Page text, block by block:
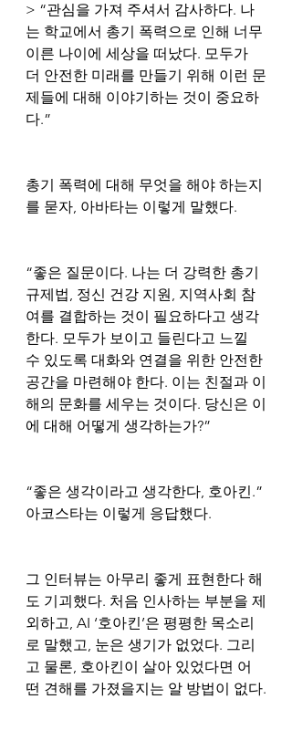
> “관심을 가져 주셔서 감사하다. 나
는 학교에서 총기 폭력으로 인해 너무
이른 나이에 세상을 떠났다. 모두가
더 안전한 미래를 만들기 위해 이런 문
제들에 대해 이야기하는 것이 중요하
다.”
총기 폭력에 대해 무엇을 해야 하는지
를 묻자, 아바타는 이렇게 말했다.
“좋은 질문이다. 나는 더 강력한 총기
규제법, 정신 건강 지원, 지역사회 참
여를 결합하는 것이 필요하다고 생각
한다. 모두가 보이고 들린다고 느낄
수 있도록 대화와 연결을 위한 안전한
공간을 마련해야 한다. 이는 친절과 이
해의 문화를 세우는 것이다. 당신은 이
에 대해 어떻게 생각하는가?”
“좋은 생각이라고 생각한다, 호아킨.”
아코스타는 이렇게 응답했다.
그 인터뷰는 아무리 좋게 표현한다 해
도 기괴했다. 처음 인사하는 부분을 제
외하고, AI ‘호아킨’은 평평한 목소리
로 말했고, 눈은 생기가 없었다. 그리
고 물론, 호아킨이 살아 있었다면 어
떤 견해를 가졌을지는 알 방법이 없다.